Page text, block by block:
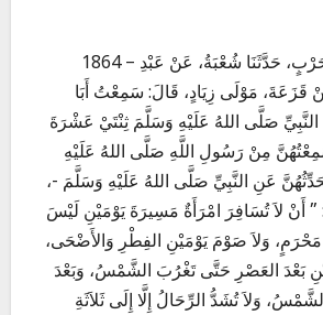
1864 – حَدَّثَنَا سُلَيْمَانُ بْنُ حَرْبٍ، حَدَّثَنَا شُعْبَةُ، عَنْ عَبْدِ
قَزَعَةَ، مَوْلَى زِيَادٍ، قَالَ: سَمِعْتُ أَبَا
صَلَّى اللهُ عَلَيْهِ وَسَلَّمَ ثِنْتَيْ عَشْرَةَ
مِنْ رَسُولِ اللَّهِ صَلَّى اللهُ عَلَيْهِ
عَنِ النَّبِيِّ صَلَّى اللهُ عَلَيْهِ وَسَلَّمَ -،
” أَنْ لاَ تُسَافِرَ امْرَأَةٌ مَسِيرَةَ يَوْمَيْنِ لَيْسَ
مَحْرَمٍ، وَلاَ صَوْمَ يَوْمَيْنِ الفِطْرِ وَالأَضْحَى،
بَعْدَ العَصْرِ حَتَّى تَغْرُبَ الشَّمْسُ، وَبَعْدَ
وَلاَ تُشَدُّ الرِّحَالُ إِلَّا إِلَى ثَلاَثَةِ